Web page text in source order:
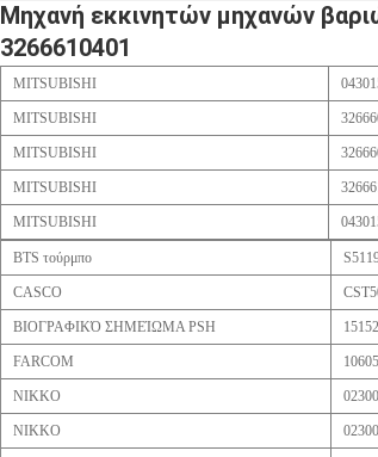
Μηχανή εκκινητών μηχανών
3266610401
MITSUBISHI
MITSUBISHI
MITSUBISHI
MITSUBISHI
MITSUBISHI
BTS τούρμπο
CASCO
ΒΙΟΓΡΑΦΙΚΌ ΣΗΜΕΊΩΜΑ PSH
FARCOM
NIKKO
NIKKO